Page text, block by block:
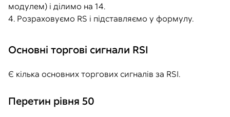
модулем) і ділимо на 14.
4. Розраховуємо RS і підставляємо у формулу.
Основні торгові сигнали RSI
Є кілька основних торгових сигналів за RSI.
Перетин рівня 50